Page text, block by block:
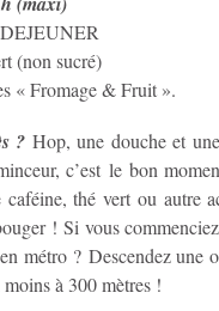
(non sucré)
« Fromage & Fruit ».
? Hop, une douche et
c’est le bon
caféine, thé vert ou autre
! Si vous
métro ? Descendez
à 300 mètres !